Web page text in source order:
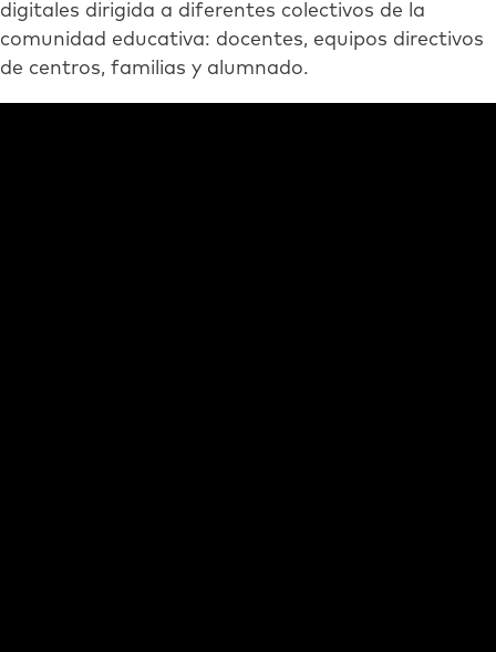
digitales dirigida a diferentes colectivos de la
comunidad educativa: docentes, equipos directivos
de centros, familias y alumnado.